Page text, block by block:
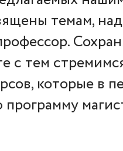
темам,
с тем
которые в